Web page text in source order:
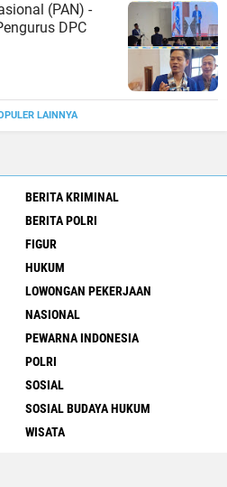
(PAN) -
DPC
LAINNYA
BERITA KRIMINAL
BERITA POLRI
FIGUR
HUKUM
LOWONGAN PEKERJAAN
NASIONAL
PEWARNA INDONESIA
POLRI
SOSIAL
SOSIAL BUDAYA HUKUM
WISATA